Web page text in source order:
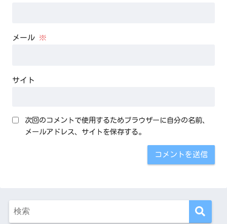
メール ※
サイト
次回のコメントで使用するためブラウザーに自分の名前、
メールアドレス、サイトを保存する。